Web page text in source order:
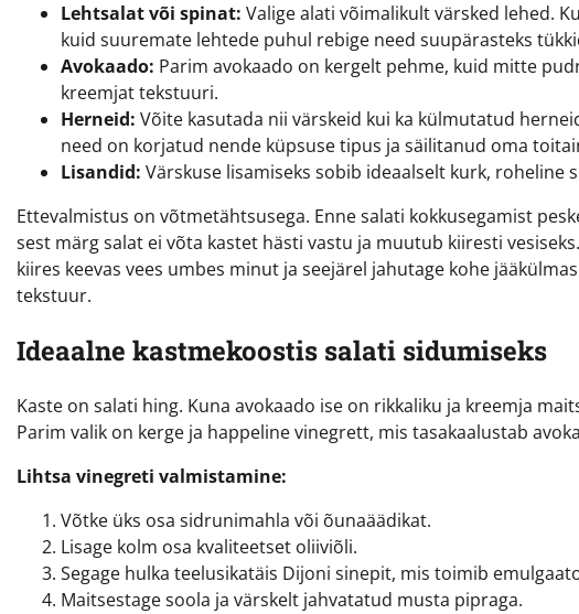
Lehtsalat või spinat: Valige alati võimalikult värsked lehed.
kuid suuremate lehtede puhul rebige need suupärasteks
Avokaado: Parim avokaado on kergelt pehme, kuid mitte
kreemjat tekstuuri.
Herneid: Võite kasutada nii värskeid kui ka külmutatud
need on korjatud nende küpsuse tipus ja säilitanud oma
Lisandid: Värskuse lisamiseks sobib ideaalselt kurk,
Ettevalmistus on võtmetähtsusega. Enne salati kokkusegamist
sest märg salat ei võta kastet hästi vastu ja muutub kiiresti
kiires keevas vees umbes minut ja seejärel jahutage kohe
tekstuur.
Ideaalne kastmekoostis salati sidumiseks
Kaste on salati hing. Kuna avokaado ise on rikkaliku ja kreemja
Parim valik on kerge ja happeline vinegrett, mis tasakaalustab
Lihtsa vinegreti valmistamine:
Võtke üks osa sidrunimahla või õunaäädikat.
Lisage kolm osa kvaliteetset oliiviõli.
Segage hulka teelusikatäis Dijoni sinepit, mis toimib
Maitsestage soola ja värskelt jahvatatud musta pipraga.